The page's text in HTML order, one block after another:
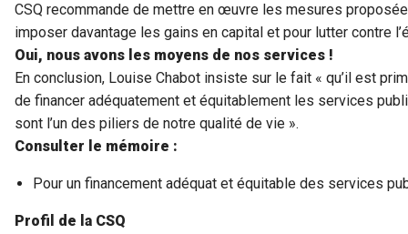
CSQ recommande de mettre en œuvre les mesures
imposer davantage les gains en capital et pour lutter contre
Oui, nous avons les moyens de nos services !
En conclusion, Louise Chabot insiste sur le fait « qu’il est
de financer adéquatement et équitablement les services
sont l’un des piliers de notre qualité de vie ».
Consulter le mémoire :
Pour un financement adéquat et équitable des services
Profil de la CSQ